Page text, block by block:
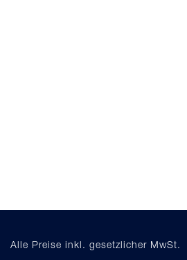
Alle Preise inkl. gesetzlicher MwSt.